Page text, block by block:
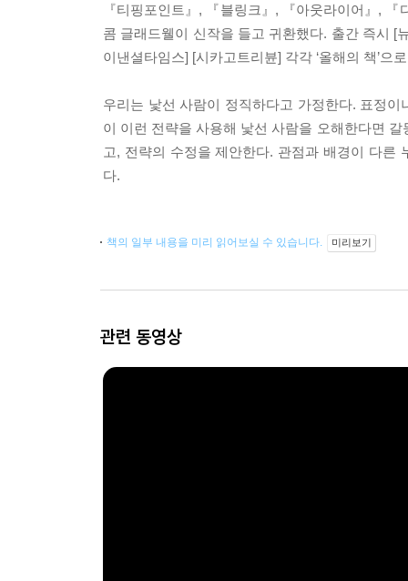
『티핑포인트』, 『블링크』, 『아웃라이어』,
콤 글래드웰이 신작을 들고 귀환했다. 출간 즉시 [
이낸셜타임스] [시카고트리뷴] 각각 ‘올해의 책’으
우리는 낯선 사람이 정직하다고 가정한다. 표정
이 이런 전략을 사용해 낯선 사람을 오해한다면
고, 전략의 수정을 제안한다. 관점과 배경이 다른
다.
책의 일부 내용을 미리 읽어보실 수 있습니다. 미리보기
관련 동영상